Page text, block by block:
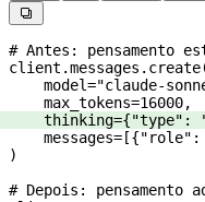

# Antes: pensamento
    model
="claude-
    max_tokens
=16000,
    thinking
={"type" :
    messages
= [{"role" :
)
# Depois: pensamento